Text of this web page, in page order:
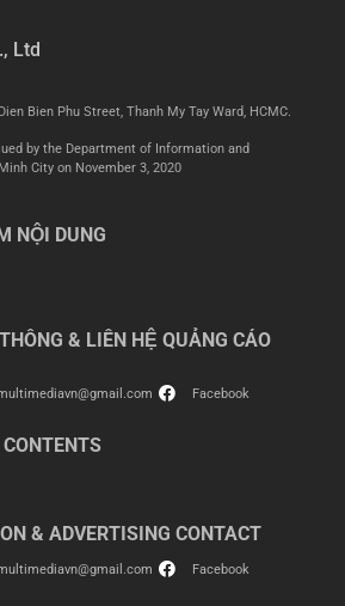
Ltd
Bien Phu Street, Thanh My Tay Ward, HCMC.
by the Department of Information and
City on November 3, 2020
NỘI DUNG
& LIÊN HỆ QUẢNG CÁO
Facebook
& ADVERTISING CONTACT
Facebook